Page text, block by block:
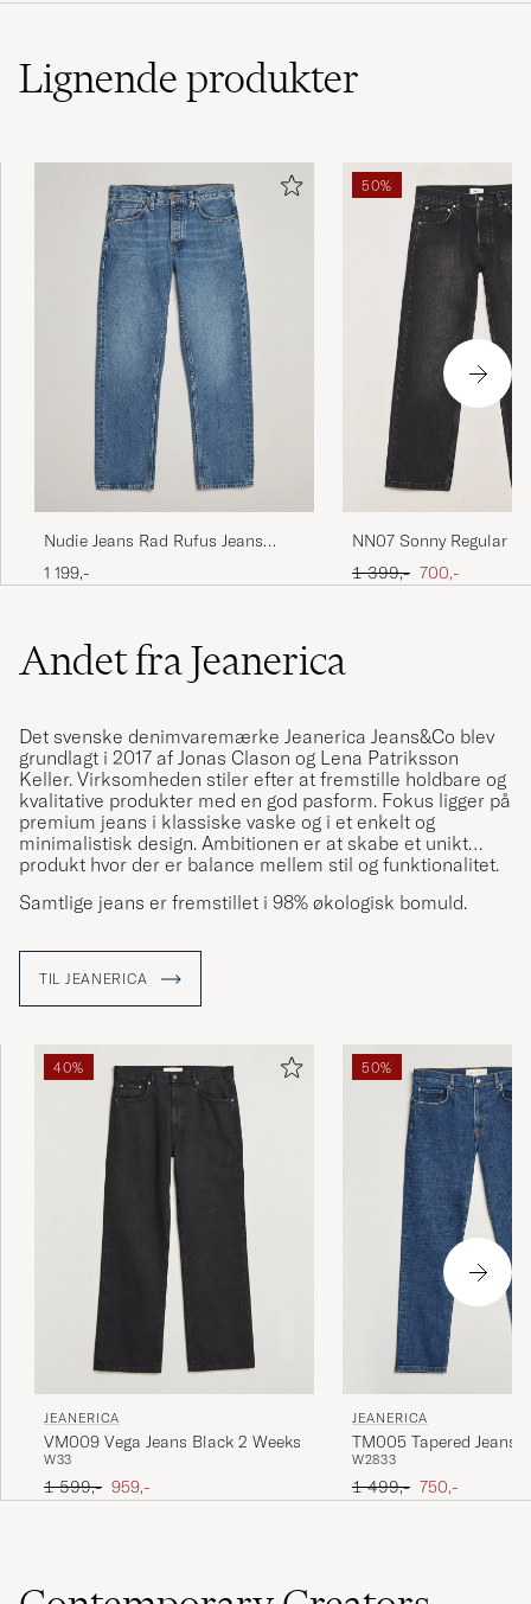
Lignendeprodukter
Nudie Jeans Rad Rufus Jeans
Indigo Blues
1 199,-
50%
NN07 Sonny Regular
Washed Black
Ordinary pris
1 399,- Nedsat pris
700,-
Andet fra Jeanerica
Det svenske denimvaremærke Jeanerica Jeans&Co blev
grundlagt i 2017 af Jonas Clason og Lena Patriksson
Keller. Virksomheden stiler efter at fremstille holdbare og
kvalitative produkter med en god pasform. Fokus ligger på
premium jeans i klassiske vaske og i et enkelt og
minimalistisk design. Ambitionen er at skabe et unikt
produkt hvor der er balance mellem stil og funktionalitet.
Samtlige jeans er fremstillet i 98% økologisk bomuld.
TIL JEANERICA
40%
JEANERICA
VM009 Vega Jeans Black 2 Weeks
W33
Ordinary pris
1 599,- Nedsat pris
959,-
50%
JEANERICA
TM005 Tapered Jeans
W2833
Ordinary pris
1 499,- Nedsat pris
750,-